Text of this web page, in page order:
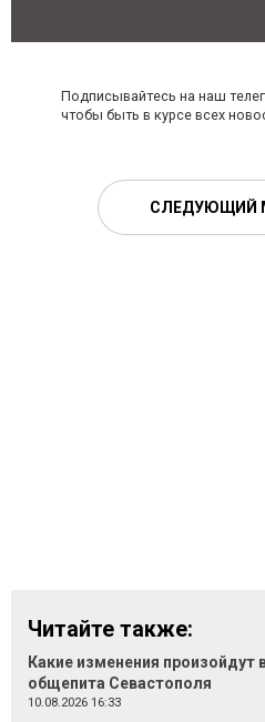
Подписывайтесь на наш
чтобы быть в курсе всех
СЛЕДУЮЩИЙ
Читайте также:
Какие изменения произойдут
общепита Севастополя
10.08.2026 16:33